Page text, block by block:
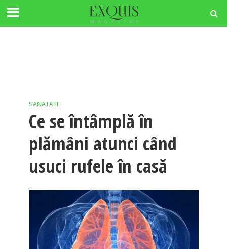
SANATATE
Ce se întâmplă în
plămâni atunci când
usuci rufele în casă